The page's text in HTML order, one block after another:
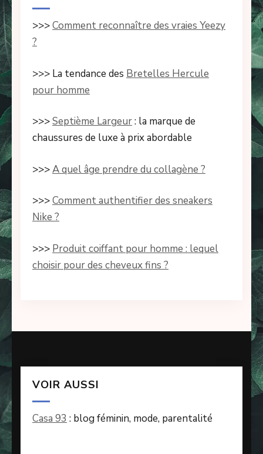
>>>Comment reconnaître des vraies Yeezy
?
>>> La tendance des Bretelles Hercule
pour homme
>>>Septième Largeur: la marque de
chaussures de luxe à prix abordable
>>>A quel âge prendre du collagène ?
>>>Comment authentifier des sneakers
Nike ?
>>> Produit coiffant pour homme : lequel
choisir pour des cheveux fins ?
VOIR AUSSI
Casa 93 : blog féminin, mode, parentalité